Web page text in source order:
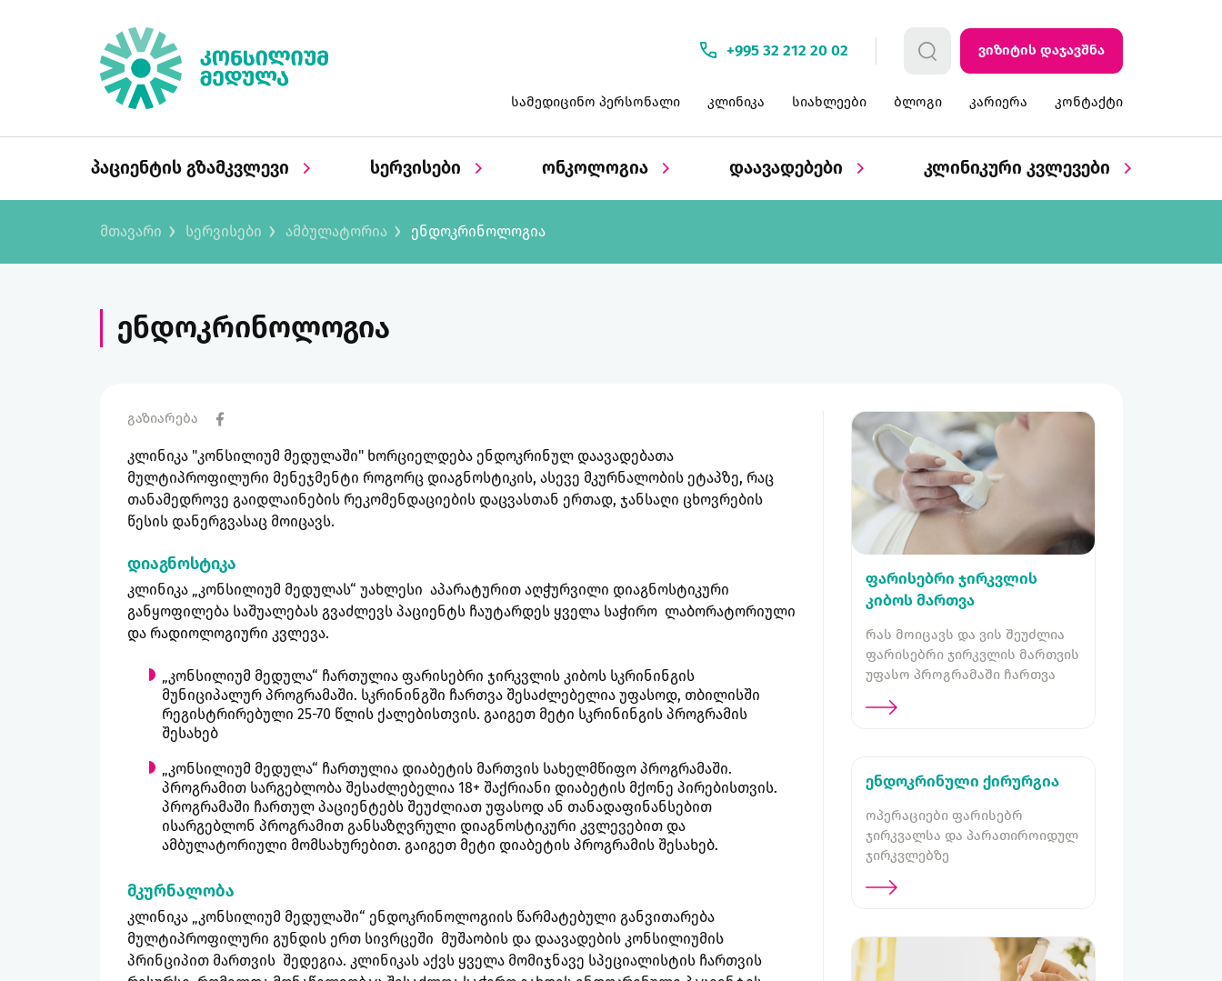
+995 32 212 20 02 ვიზიტის დაჯავშნა
სამედიცინო პერსონალი კლინიკა სიახლეები ბლოგი კარიერა კონტაქტი
პაციენტის გზამკვლევი სერვისები ონკოლოგია დაავადებები კლინიკური კვლევები
მთავარი სერვისები ამბულატორია ენდოკრინოლოგია
ენდოკრინოლოგია
ფარისებრი ჯირკვლის
კიბოს მართვა
რას მოიცავს და ვის შეუძლია
ფარისებრი ჯირკვლის მართვის
უფასო პროგრამაში ჩართვა
ენდოკრინული ქირურგია
ოპერაციები ფარისებრ
ჯირკვალსა და პარათიროიდულ
ჯირკვლებზე
გაზიარება
კლინიკა "კონსილიუმ მედულაში" ხორციელდება ენდოკრინულ დაავადებათა
მულტიპროფილური მენეჯმენტი როგორც დიაგნოსტიკის, ასევე მკურნალობის ეტაპზე, რაც
თანამედროვე გაიდლაინების რეკომენდაციების დაცვასთან ერთად, ჯანსაღი ცხოვრების
წესის დანერგვასაც მოიცავს.
დიაგნოსტიკა
კლინიკა „კონსილიუმ მედულას“ უახლესი აპარატურით აღჭურვილი დიაგნოსტიკური
განყოფილება საშუალებას გვაძლევს პაციენტს ჩაუტარდეს ყველა საჭირო ლაბორატორიული
და რადიოლოგიური კვლევა.
„კონსილიუმ მედულა“ ჩართულია ფარისებრი ჯირკვლის კიბოს სკრინინგის
მუნიციპალურ პროგრამაში. სკრინინგში ჩართვა შესაძლებელია უფასოდ, თბილისში
რეგისტრირებული 25-70 წლის ქალებისთვის. გაიგეთ მეტი სკრინინგის პროგრამის
შესახებ
„კონსილიუმ მედულა“ ჩართულია დიაბეტის მართვის სახელმწიფო პროგრამაში.
პროგრამით სარგებლობა შესაძლებელია 18+ შაქრიანი დიაბეტის მქონე პირებისთვის.
პროგრამაში ჩართულ პაციენტებს შეუძლიათ უფასოდ ან თანადაფინანსებით
ისარგებლონ პროგრამით განსაზღვრული დიაგნოსტიკური კვლევებით და
ამბულატორიული მომსახურებით. გაიგეთ მეტი დიაბეტის პროგრამის შესახებ.
მკურნალობა
კლინიკა „კონსილიუმ მედულაში“ ენდოკრინოლოგიის წარმატებული განვითარება
მულტიპროფილური გუნდის ერთ სივრცეში მუშაობის და დაავადების კონსილიუმის
პრინციპით მართვის შედეგია. კლინიკას აქვს ყველა მომიჯნავე სპეციალისტის ჩართვის